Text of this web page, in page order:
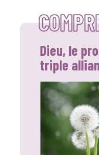
Dieu, le
triple